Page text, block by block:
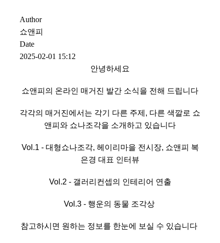
Author
쇼앤피
Date
2025-02-01 15:12
안녕하세요
쇼앤피의 온라인 매거진 발간 소식을 전해 드립니다
각각의 매거진에서는 각기 다른 주제, 다른 색깔로 쇼
앤피와 쇼나조각을 소개하고 있습니다
Vol.1 - 대형쇼나조각, 헤이리마을 전시장, 쇼앤피 복
은경 대표 인터뷰
Vol.2 - 갤러리컨셉의 인테리어 연출
Vol.3- 행운의 동물 조각상
참고하시면 원하는 정보를 한눈에 보실 수 있습니다